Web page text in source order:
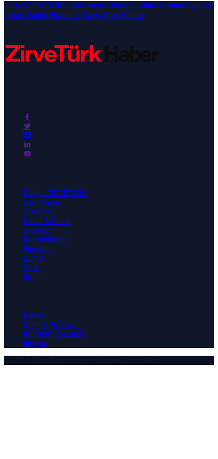
Radyo ZİRVETÜRK Canlı Yayın Gündem Kültür & Sanat Siyaset
Resmi İlanlar Ekonomi Dünya Spor Eğitim
Radyo ZİRVETÜRK
Canlı Yayın
Gündem
Kültür & Sanat
Siyaset
Resmi İlanlar
Ekonomi
Dünya
Spor
Eğitim
Künye
Gizlilik Politikası
Kullanım Koşulları
İletişim